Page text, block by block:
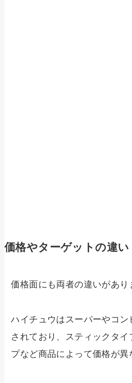
価格やターゲットの違い
価格面にも両者の違いがあり
ハイチュウはスーパーやコン
されており、スティックタイ
プなど商品によって価格が異